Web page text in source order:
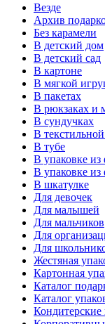
Везде
Архив
Без карамели
В детский дом
В детский сад
В картоне
В мягкой
В пакетах
В рюкзаках и
В сундучках
В
В тубе
В упаковке
В упаковке из
В шкатулке
Для девочек
Для малышей
Для мальчиков
Для
Для
Жестяная
Картонная
Каталог
Каталог